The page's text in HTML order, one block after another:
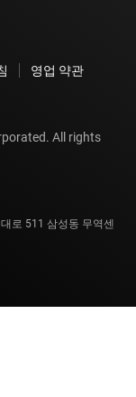
영업 약관
All rights
로 511 삼성동 무역센